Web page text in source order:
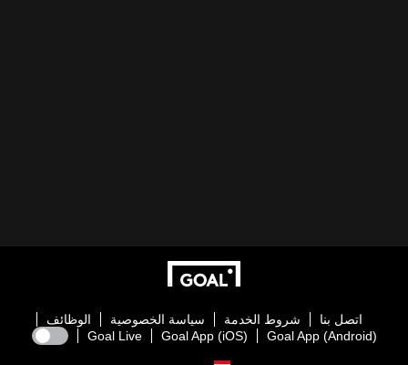
اتصل بنا شروط الخدمة سياسة الخصوصية
الوظائف
Goal App (Android)
Goal App (iOS)
Goal Live